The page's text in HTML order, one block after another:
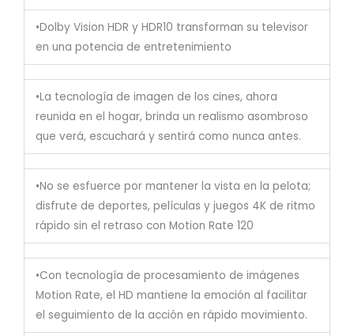
•Dolby Vision HDR y HDR10 transforman su televisor
en una potencia de entretenimiento
•La tecnología de imagen de los cines, ahora
reunida en el hogar, brinda un realismo asombroso
que verá, escuchará y sentirá como nunca antes.
•No se esfuerce por mantener la vista en la pelota;
disfrute de deportes, películas y juegos 4K de ritmo
rápido sin el retraso con Motion Rate 120
•Con tecnología de procesamiento de imágenes
Motion Rate, el HD mantiene la emoción al facilitar
el seguimiento de la acción en rápido movimiento.